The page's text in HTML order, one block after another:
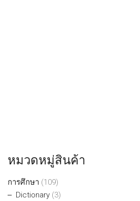
หมวดหมู่สินค้า
การศึกษา (109)
Dictionary (3)